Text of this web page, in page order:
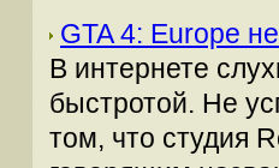
GTA 4: Europe
В интернете
быстротой. Не
том, что студия